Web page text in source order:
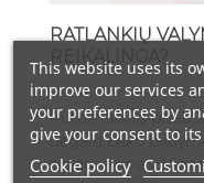
RATLANKIŲ
REIKALINGA?
2458 Views
Automobilio
degalų bako
aptarnavimas.
This website uses its
improve our services
your preferences by
give your consent to
Cookie policy